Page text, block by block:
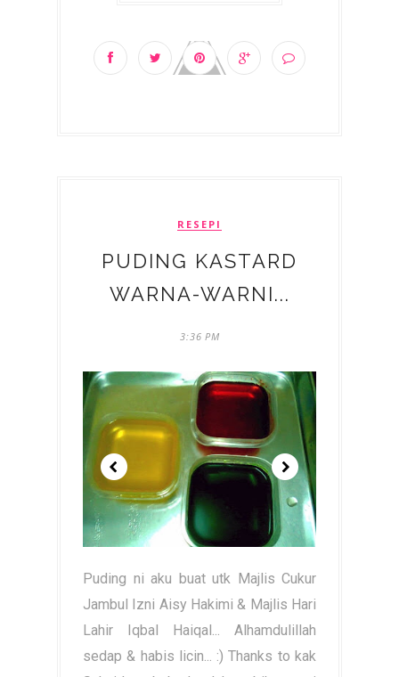
RESEPI
PUDING KASTARD
WARNA-WARNI...
3:36 PM
Puding ni aku buat utk Majlis Cukur
Jambul Izni Aisy Hakimi & Majlis Hari
Lahir Iqbal Haiqal... Alhamdulillah
sedap & habis licin... :) Thanks to kak